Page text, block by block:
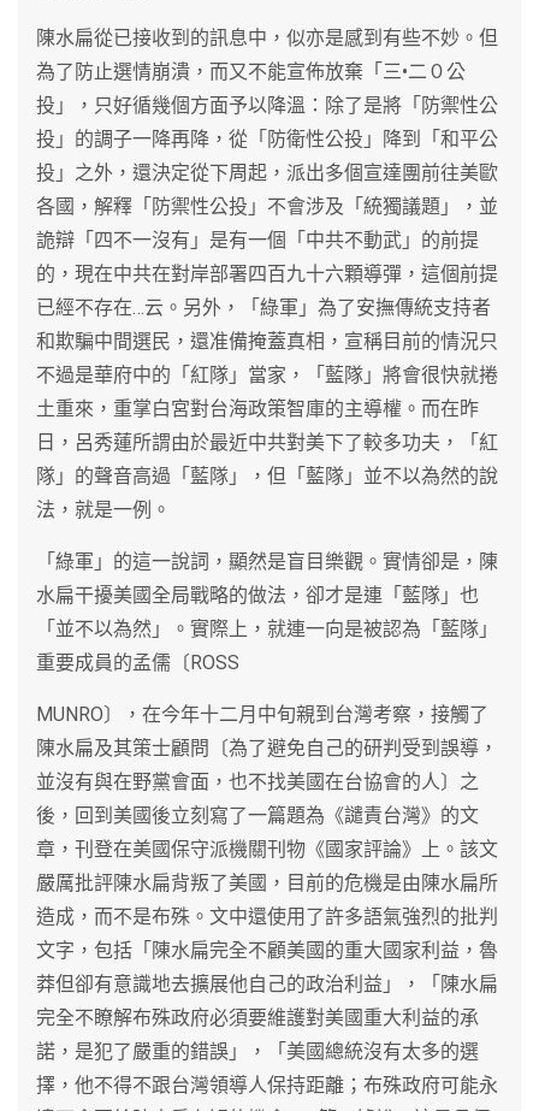
陳水扁從已接收到的訊息中，似亦是感到有些不妙。但
為了防止選情崩潰，而又不能宣佈放棄「三•二０公
投」，只好循幾個方面予以降溫：除了是將「防禦性公
投」的調子一降再降，從「防衛性公投」降到「和平公
投」之外，還決定從下周起，派出多個宣達團前往美歐
各國，解釋「防禦性公投」不會涉及「統獨議題」，並
詭辯「四不一沒有」是有一個「中共不動武」的前提
的，現在中共在對岸部署四百九十六顆導彈，這個前提
已經不存在…云。另外，「綠軍」為了安撫傳統支持者
和欺騙中間選民，還准備掩蓋真相，宣稱目前的情況只
不過是華府中的「紅隊」當家，「藍隊」將會很快就捲
土重來，重掌白宮對台海政策智庫的主導權。而在昨
日，呂秀蓮所謂由於最近中共對美下了較多功夫，「紅
隊」的聲音高過「藍隊」，但「藍隊」並不以為然的說
法，就是一例。
「綠軍」的這一說詞，顯然是盲目樂觀。實情卻是，陳
水扁干擾美國全局戰略的做法，卻才是連「藍隊」也
「並不以為然」。實際上，就連一向是被認為「藍隊」
重要成員的孟儒〔ROSS
MUNRO〕，在今年十二月中旬親到台灣考察，接觸了
陳水扁及其策士顧問〔為了避免自己的研判受到誤導，
並沒有與在野黨會面，也不找美國在台協會的人〕之
後，回到美國後立刻寫了一篇題為《譴責台灣》的文
章，刊登在美國保守派機關刊物《國家評論》上。該文
嚴厲批評陳水扁背叛了美國，目前的危機是由陳水扁所
造成，而不是布殊。文中還使用了許多語氣強烈的批判
文字，包括「陳水扁完全不顧美國的重大國家利益，魯
莽但卻有意識地去擴展他自己的政治利益」，「陳水扁
完全不瞭解布殊政府必須要維護對美國重大利益的承
諾，是犯了嚴重的錯誤」，「美國總統沒有太多的選
擇，他不得不跟台灣領導人保持距離；布殊政府可能永